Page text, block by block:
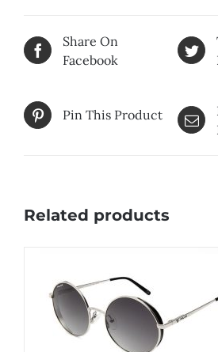
Share On
Facebook
Pin This Product
Related products